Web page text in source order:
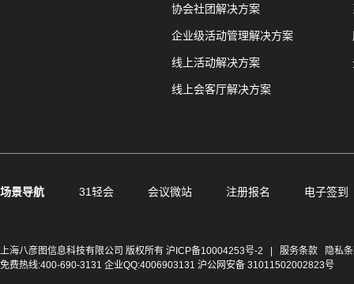
协会社团解决方案
企业级活动管理解决方案
线上活动解决方案
线上会客厅解决方案
场景导航 31轻会 会议微站 注册报名 电子签到
上海八彦图信息科技有限公司 版权所有 沪ICP备10004253号-2 服务条款
隐私
免费热线:400-690-3131 企业QQ:4006903131 沪公网安备 31011502002823号